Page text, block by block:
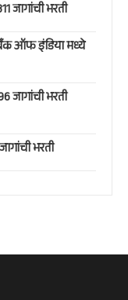
जागांची भरती
ऑफ इंडिया मध्ये
जागांची भरती
भरती